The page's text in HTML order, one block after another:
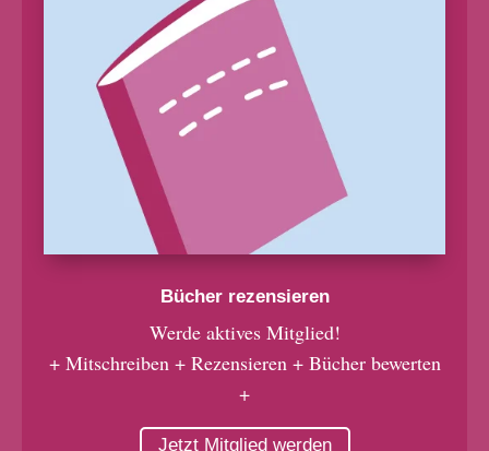
Bücher rezensieren
Werde aktives Mitglied!
+ Mitschreiben + Rezensieren + Bücher bewerten
+
Jetzt Mitglied werden